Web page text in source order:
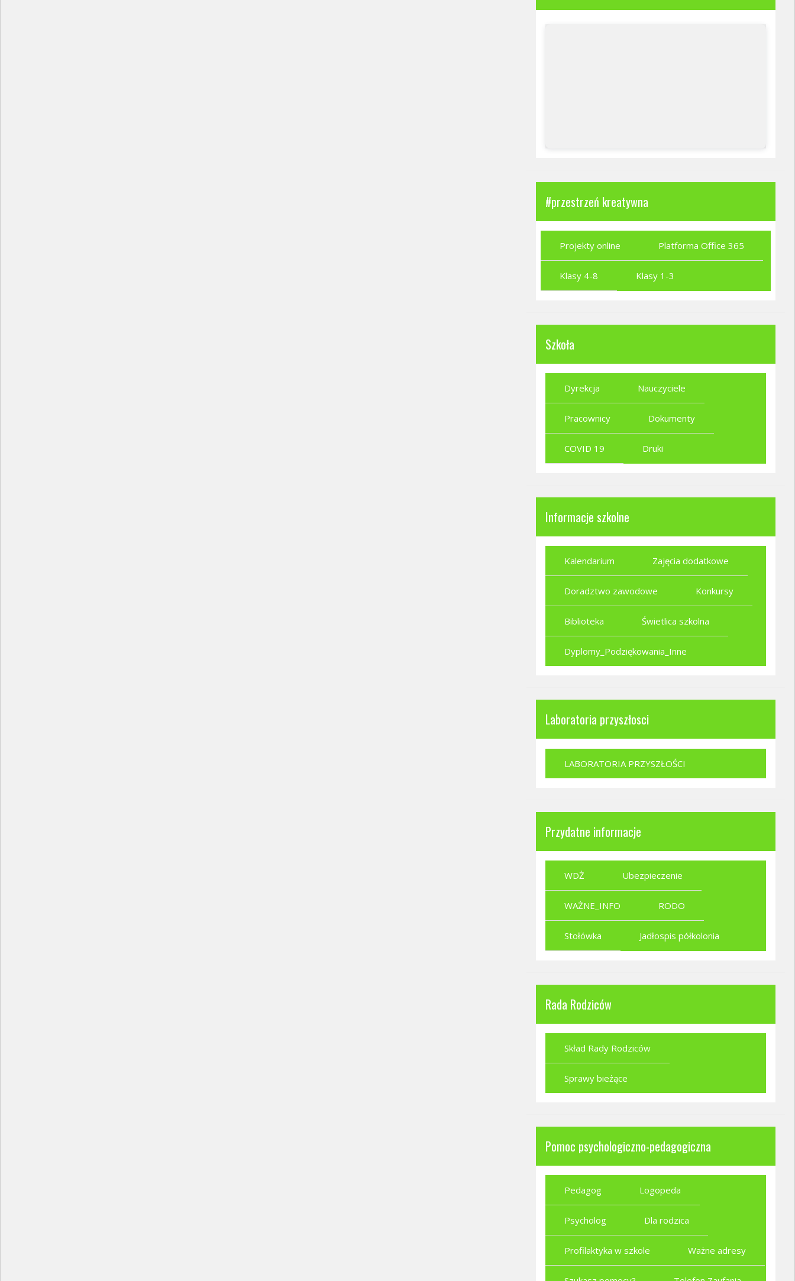
#przestrzeń kreatywna
Projekty online Platforma Office 365
Klasy 4-8 Klasy 1-3
Szkoła
Dyrekcja Nauczyciele
Pracownicy Dokumenty
COVID 19 Druki
Informacje szkolne
Kalendarium Zajęcia dodatkowe
Doradztwo zawodowe Konkursy
Biblioteka Świetlica szkolna
Dyplomy_Podziękowania_Inne
Laboratoria przyszłosci
LABORATORIA PRZYSZŁOŚCI
Przydatne informacje
WDŻ Ubezpieczenie
WAŻNE_INFO RODO
Stołówka Jadłospis półkolonia
Rada Rodziców
Skład Rady Rodziców
Sprawy bieżące
Pomoc psychologiczno-pedagogiczna
Pedagog Logopeda
Psycholog Dla rodzica
Profilaktyka w szkole Ważne adresy